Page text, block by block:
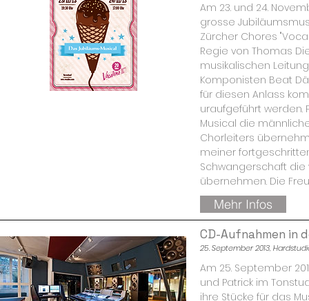
Am 23. und 24.
grosse
Zürcher Chores
Regie von Thomas
musikalischen
Komponisten Beat
für diesen Anlass
uraufgeführt werden.
Musical die
Chorleiters
meiner
Schwangerschaft
übernehmen. Die
Mehr Infos
CD-Aufnahmen in
25. September 2013,
Am 25. September
und Patrick im
ihre Stücke für das